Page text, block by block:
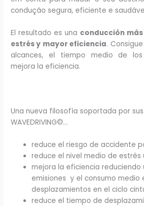
condução segura, eficiente e
El resultado es una conducción
estrés y mayor eficiencia.
alcances, el tiempo medio de
mejora la eficiencia.
Una nueva filosofía soportada por
WAVEDRIVING©…
reduce el riesgo de accidente
reduce el nivel medio de estrés
mejora la eficiencia reduciendo
emisiones y el consumo medio
desplazamientos en el ciclo
reduce el tiempo de